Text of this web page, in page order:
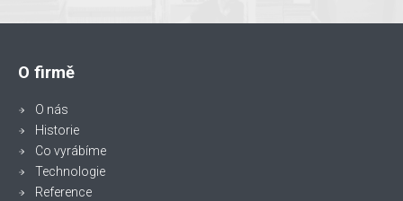
O firmě
O nás
Historie
Co vyrábíme
Technologie
Reference